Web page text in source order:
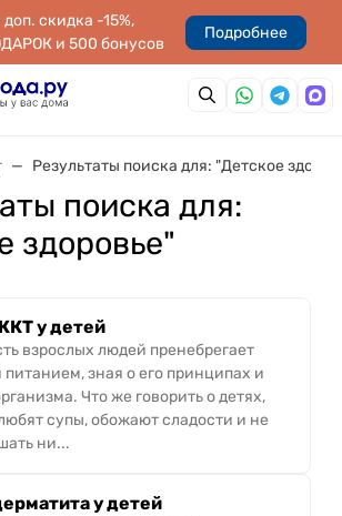
скидка -15%,
и 500 бонусов
Подробнее
Результаты поиска для: "Детское
поиска для:
здоровье"
у детей
взрослых людей пренебрегает
зная о его принципах и
Что же говорить о детях,
супы, обожают сладости и не
ни...
у детей